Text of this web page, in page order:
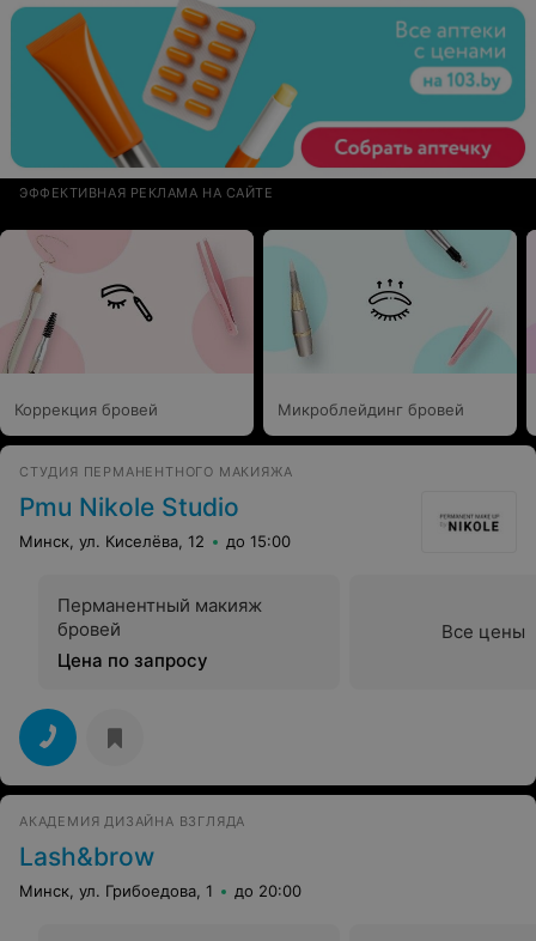
ЭФФЕКТИВНАЯ РЕКЛАМА НА САЙТЕ
Коррекция бровей Микроблейдинг бровей
СТУДИЯ ПЕРМАНЕНТНОГО МАКИЯЖА
Pmu Nikole Studio
Минск, ул. Киселёва, 12 до 15:00
Перманентный макияж
бровей
Цена по запросу
Все цены
АКАДЕМИЯ ДИЗАЙНА ВЗГЛЯДА
Lash&brow
Минск, ул. Грибоедова, 1 до 20:00